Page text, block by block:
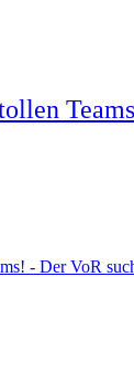
- Der VoR